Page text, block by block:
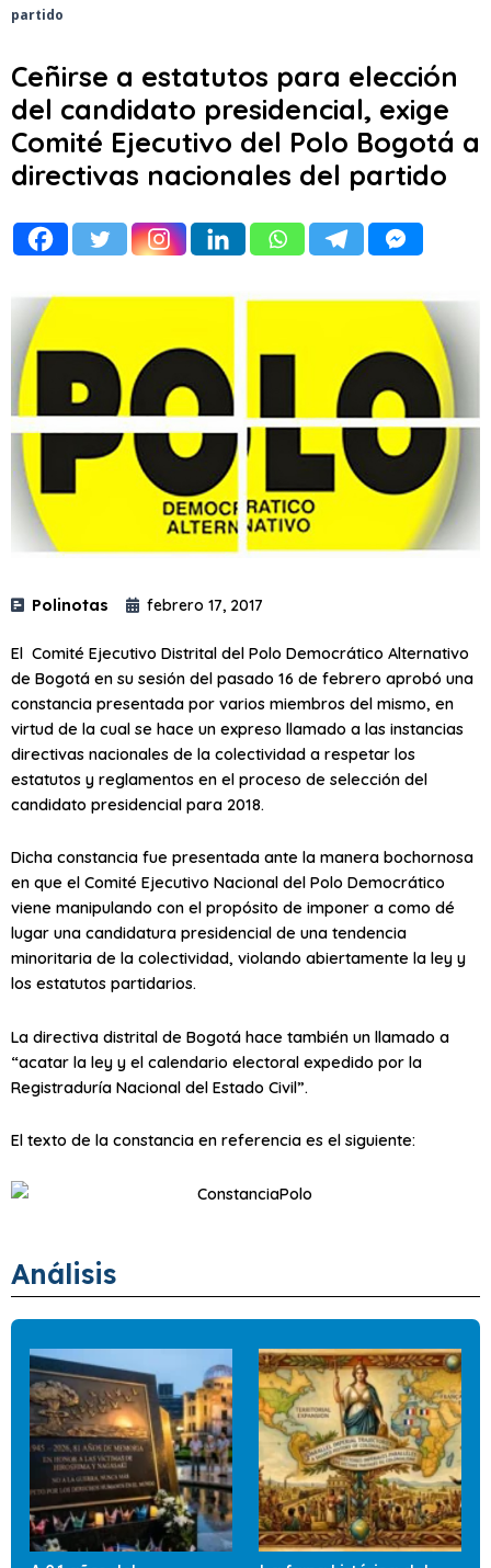
partido
Ceñirse a estatutos para elección
del candidato presidencial, exige
Comité Ejecutivo del Polo Bogotá a
directivas nacionales del partido
Polinotas febrero 17, 2017
El Comité Ejecutivo Distrital del Polo Democrático Alternativo
de Bogotá en su sesión del pasado 16 de febrero aprobó una
constancia presentada por varios miembros del mismo, en
virtud de la cual se hace un expreso llamado a las instancias
directivas nacionales de la colectividad a respetar los
estatutos y reglamentos en el proceso de selección del
candidato presidencial para 2018.
Dicha constancia fue presentada ante la manera bochornosa
en que el Comité Ejecutivo Nacional del Polo Democrático
viene manipulando con el propósito de imponer a como dé
lugar una candidatura presidencial de una tendencia
minoritaria de la colectividad, violando abiertamente la ley y
los estatutos partidarios.
La directiva distrital de Bogotá hace también un llamado a
“acatar la ley y el calendario electoral expedido por la
Registraduría Nacional del Estado Civil”.
El texto de la constancia en referencia es el siguiente:
Análisis